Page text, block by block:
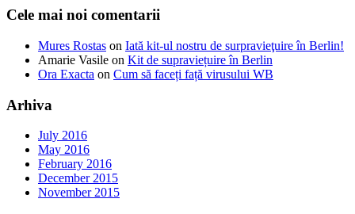
Cele mai noi comentarii
Mures Rostas on Iată kit-ul nostru de surpravieţuire în Berlin!
Amarie Vasile on Kit de supraviețuire în Berlin
Ora Exacta on Cum să faceți față virusului WB
Arhiva
July 2016
May 2016
February 2016
December 2015
November 2015